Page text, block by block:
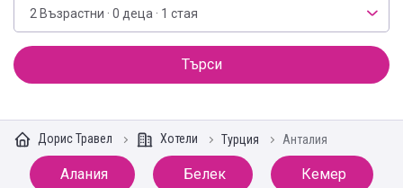
2 Възрастни · 0 деца · 1 стая
Търси
Дорис Травел Хотели Турция Анталия
Алания Белек Кемер